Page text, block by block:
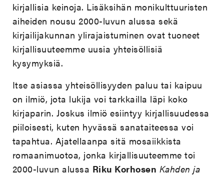
kirjallisia keinoja. Lisäksihän monikulttuuristen
aiheiden nousu 2000-luvun alussa sekä
kirjailijakunnan ylirajaistuminen ovat tuoneet
kirjallisuuteemme uusia yhteisöllisiä
kysymyksiä.
Itse asiassa yhteisöllisyyden paluu tai kaipuu
on ilmiö, jota lukija voi tarkkailla läpi koko
kirjaparin. Joskus ilmiö esiintyy kirjallisuudessa
piiloisesti, kuten hyvässä sanataiteessa voi
tapahtua. Ajatellaanpa sitä mosaiikkista
romaanimuotoa, jonka kirjallisuuteemme toi
2000-luvun alussa Riku Korhosen Kahden ja